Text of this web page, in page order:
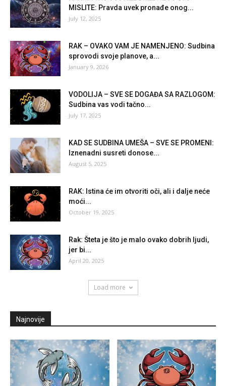
MISLITE: Pravda uvek pronađe onog...
July 12, 2025
RAK – OVAKO VAM JE NAMENJENO: Sudbina
sprovodi svoje planove, a...
January 9, 2026
VODOLIJA – SVE SE DOGAĐA SA RAZLOGOM:
Sudbina vas vodi tačno...
July 17, 2025
KAD SE SUDBINA UMEŠA – SVE SE PROMENI:
Iznenadni susreti donose...
August 5, 2025
RAK: Istina će im otvoriti oči, ali i dalje neće
moći...
October 19, 2025
Rak: Šteta je što je malo ovako dobrih ljudi,
jer bi...
April 20, 2025
Load more
Najnovije